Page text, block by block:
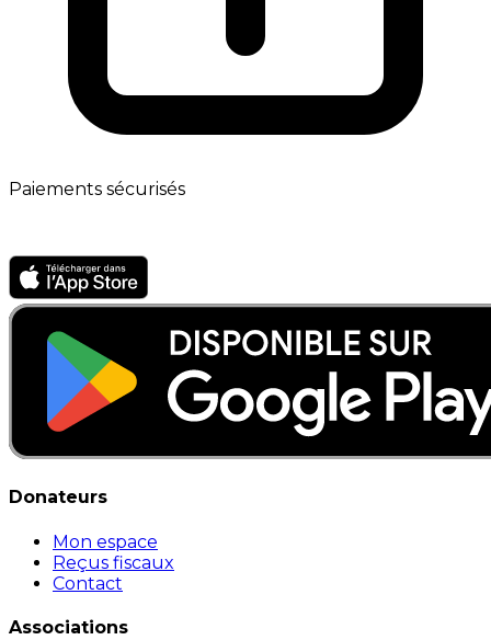
Paiements sécurisés
Donateurs
Mon espace
Reçus fiscaux
Contact
Associations